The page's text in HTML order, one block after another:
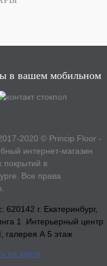
в вашем мобильном
2020 © Princip Floor -
интернет-магазин
покрытий в
Все права
г. Екатеринбург,
1 Интерьерный центр
галерея А 5 этаж
на карте